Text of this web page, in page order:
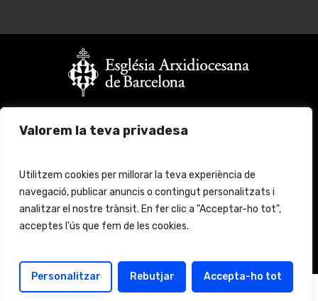
Valorem la teva privadesa
Utilitzem cookies per millorar la teva experiència de
navegació, publicar anuncis o contingut personalitzats i
analitzar el nostre trànsit. En fer clic a "Acceptar-ho tot",
acceptes l'ús que fem de les cookies.
Personalitzar Rebutjar Accepta-ho tot
Fes clickaquíper més informació
© 2024 Església Jove Barcelona. All rights reserved.
Avís legal Protecció de Dades
Català Español(Spanish)